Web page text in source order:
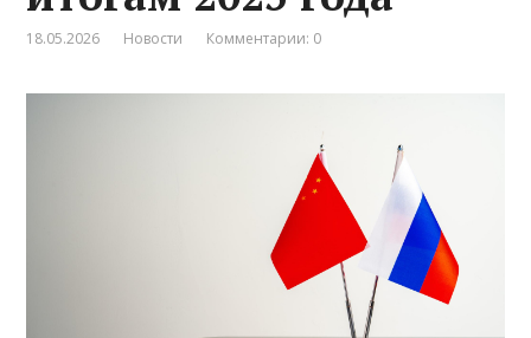
18.05.2026 Новости Комментарии: 0